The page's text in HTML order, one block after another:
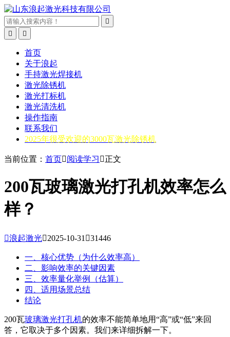



首页
关于浪起
手持激光焊接机
激光除锈机
激光打标机
激光清洗机
操作指南
联系我们
2025年很受欢迎的3000瓦激光除锈机
当前位置： 首页阅读学习 正文
200瓦玻璃激光打孔机效率怎么
样？
浪起激光2025-10-31 31446
一、核心优势（为什么效率高）
二、影响效率的关键因素
三、效率量化举例（估算）
四、适用场景总结
结论
200瓦玻璃激光打孔机的效率不能简单地用“高”或“低”来回
答，它取决于多个因素。我们来详细拆解一下。